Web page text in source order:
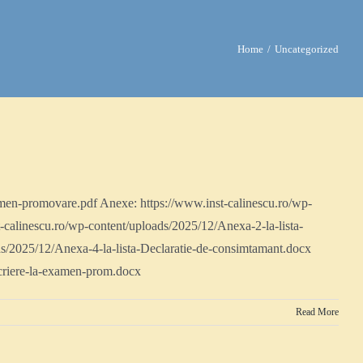
Home Uncategorized
promovare.pdf Anexe: https://www.inst-calinescu.ro/wp-
wp-content/uploads/2025/12/Anexa-2-la-lista-
12/Anexa-4-la-lista-Declaratie-de-consimtamant.docx
la-examen-prom.docx
Read More